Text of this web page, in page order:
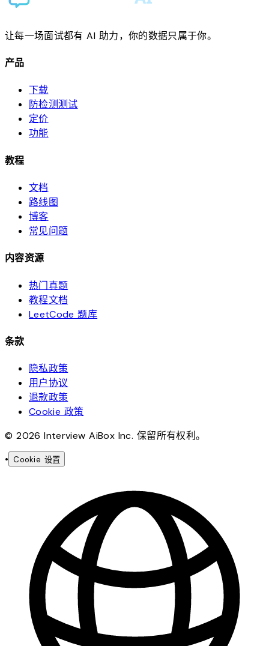
让每一场面试都有 AI 助力，你的数据只属于你。
产品
下载
防检测测试
定价
功能
教程
文档
路线图
博客
常见问题
内容资源
热门真题
教程文档
LeetCode 题库
条款
隐私政策
用户协议
退款政策
Cookie 政策
© 2026 Interview AiBox Inc. 保留所有权利。
• Cookie 设置